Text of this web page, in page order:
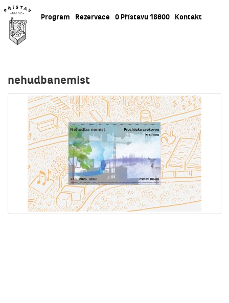
Program Rezervace O Přístavu 18600 Kontakt
nehudbanemist